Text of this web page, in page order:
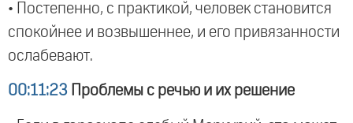
• Постепенно, с практикой, человек становится
спокойнее и возвышеннее, и его привязанности
ослабевают.
00:11:23 Проблемы с речью и их решение